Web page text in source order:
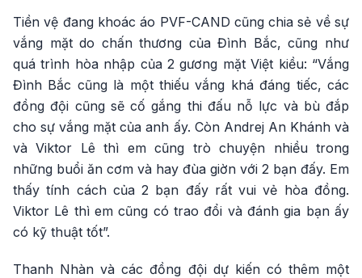
Tiền vệ đang khoác áo PVF-CAND cũng chia sẻ về sự
vắng mặt do chấn thương của Đình Bắc, cũng như
quá trình hòa nhập của 2 gương mặt Việt kiều: “Vắng
Đình Bắc cũng là một thiếu vắng khá đáng tiếc, các
đồng đội cũng sẽ cố gắng thi đấu nỗ lực và bù đắp
cho sự vắng mặt của anh ấy. Còn Andrej An Khánh và
và Viktor Lê thì em cũng trò chuyện nhiều trong
những buổi ăn cơm và hay đùa giờn với 2 bạn đấy. Em
thấy tính cách của 2 bạn đấy rất vui vẻ hòa đồng.
Viktor Lê thì em cũng có trao đổi và đánh gia bạn ấy
có kỹ thuật tốt”.
Thanh Nhàn và các đồng đội dự kiến có thêm một